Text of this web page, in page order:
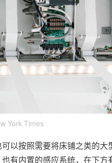
York Times
以按照需要将床铺之类的大
有内置的感应系统，在下方